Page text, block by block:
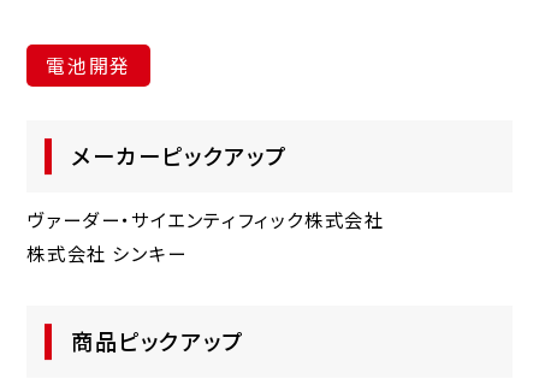
電池開発
メーカーピックアップ
ヴァーダー・サイエンティフィック株式会社
株式会社 シンキー
商品ピックアップ